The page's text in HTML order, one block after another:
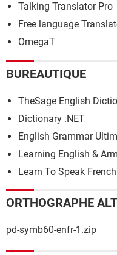
Talking Translator Pro
Free language
OmegaT
BUREAUTIQUE
TheSage English
Dictionary .NET
English Grammar
Learning English &
Learn To Speak French
ORTHOGRAPHE
pd-symb60-enfr-1.zip